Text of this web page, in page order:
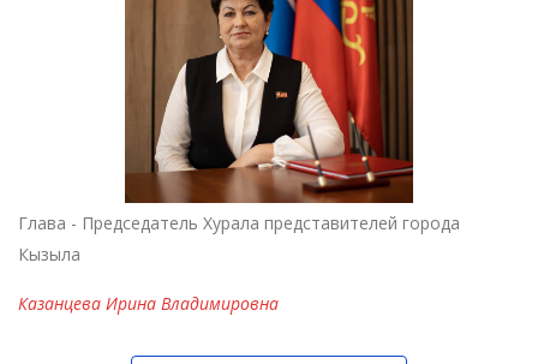
Глава - Председатель Хурала представителей города
Кызыла
Казанцева Ирина Владимировна